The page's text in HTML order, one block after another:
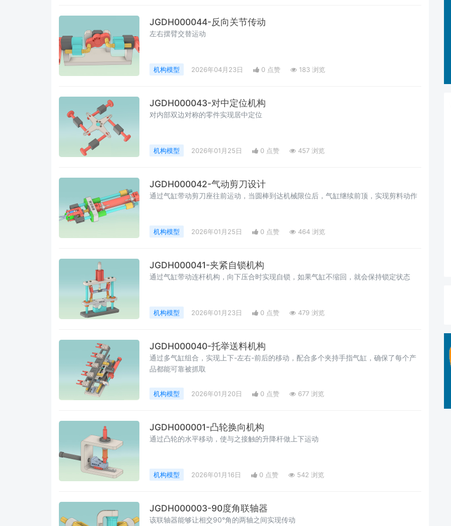
JGDH000044-反向关节传动
左右摆臂交替运动
机构模型 2026年04月23日 0 点赞 183 浏览
JGDH000043-对中定位机构
对内部双边对称的零件实现居中定位
机构模型 2026年01月25日 0 点赞 457 浏览
JGDH000042-气动剪刀设计
通过气缸带动剪刀座往前运动，当圆棒到达机械限位后，气缸继续前顶，实现剪料动作
机构模型 2026年01月25日 0 点赞 464 浏览
JGDH000041-夹紧自锁机构
通过气缸带动连杆机构，向下压合时实现自锁，如果气缸不缩回，就会保持锁定状态
机构模型 2026年01月23日 0 点赞 479 浏览
JGDH000040-托举送料机构
通过多气缸组合，实现上下-左右-前后的移动，配合多个夹持手指气缸，确保了每个产
品都能可靠被抓取
机构模型 2026年01月20日 0 点赞 677 浏览
JGDH000001-凸轮换向机构
通过凸轮的水平移动，使与之接触的升降杆做上下运动
机构模型 2026年01月16日 0 点赞 542 浏览
JGDH000003-90度角联轴器
该联轴器能够让相交90°角的两轴之间实现传动